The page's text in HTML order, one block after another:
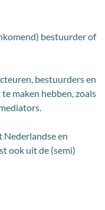
18:00-21:00 uur
bestuurder of
bestuurders en
maken hebben, zoals
en
ook uit de (semi)